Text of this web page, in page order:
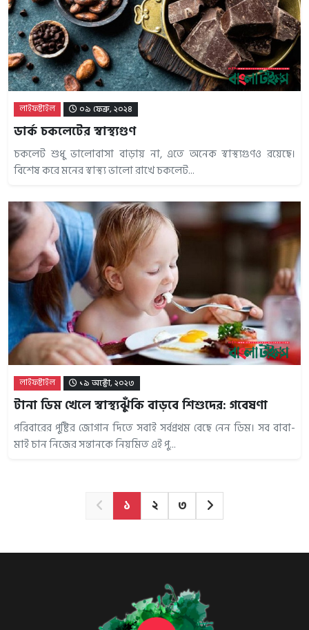
লাইফষ্টাইল ০৯ ফেব্রু, ২০২৪
ডার্ক চকলেটের স্বাস্থ্যগুণ
চকলেট শুধু ভালোবাসা বাড়ায় না, এতে অনেক স্বাস্থ্যগুণও রয়েছে।
বিশেষ করে মনের স্বাস্থ্য ভালো রাখে চকলেট...
লাইফষ্টাইল ১৯ অক্টো, ২০২৩
টানা ডিম খেলে স্বাস্থ্যঝুঁকি বাড়বে শিশুদের: গবেষণা
পরিবারের পুষ্টির জোগান দিতে সবাই সর্বপ্রথম বেছে নেন ডিম। সব বাবা-
মাই চান নিজের সন্তানকে নিয়মিত এই পু...
১ ২ ৩